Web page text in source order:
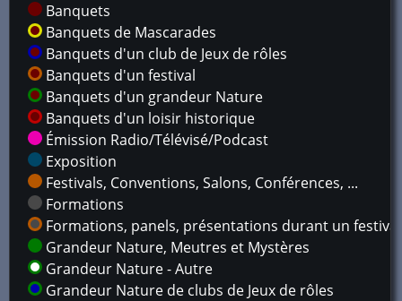
Banquets
Banquets de Mascarades
Banquets d'un club de Jeux de rôles
Banquets d'un festival
Banquets d'un grandeur Nature
Banquets d'un loisir historique
Émission Radio/Télévisé/Podcast
Exposition
Festivals, Conventions, Salons, Conférences, ...
Formations
Formations, panels, présentations durant un festival
Grandeur Nature, Meutres et Mystères
Grandeur Nature - Autre
Grandeur Nature de clubs de Jeux de rôles